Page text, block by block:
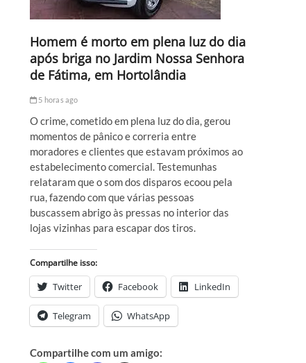
Homem é morto em plena luz do dia
após briga no Jardim Nossa Senhora
de Fátima, em Hortolândia
5 horas ago
O crime, cometido em plena luz do dia, gerou
momentos de pânico e correria entre
moradores e clientes que estavam próximos ao
estabelecimento comercial. Testemunhas
relataram que o som dos disparos ecoou pela
rua, fazendo com que várias pessoas
buscassem abrigo às pressas no interior das
lojas vizinhas para escapar dos tiros.
Compartilhe isso:
Twitter Facebook LinkedIn
Telegram WhatsApp
Compartilhe com um amigo: